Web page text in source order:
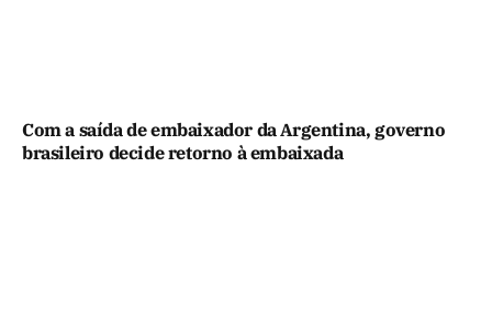
Com a saída de embaixador da Argentina, governo
brasileiro decide retorno à embaixada